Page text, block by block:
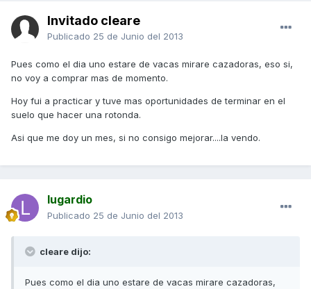
Invitado cleare
Publicado 25 de Junio del 2013
Pues como el dia uno estare de vacas mirare cazadoras, eso si,
no voy a comprar mas de momento.
Hoy fui a practicar y tuve mas oportunidades de terminar en el
suelo que hacer una rotonda.
Asi que me doy un mes, si no consigo mejorar....la vendo.
lugardio
Publicado 25 de Junio del 2013
cleare dijo:
Pues como el dia uno estare de vacas mirare cazadoras,